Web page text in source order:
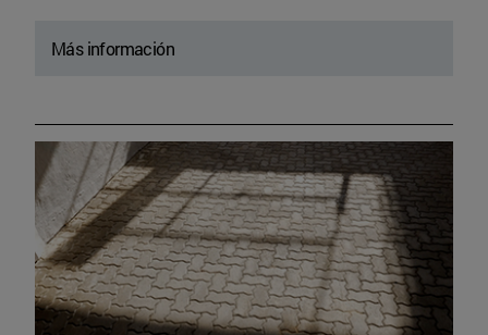
Más información